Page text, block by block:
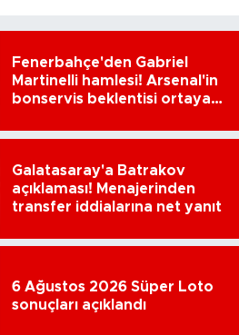
Fenerbahçe'den Gabriel
Martinelli hamlesi! Arsenal'in
bonservis beklentisi ortaya
Galatasaray'a Batrakov
açıklaması! Menajerinden
transfer iddialarına net yanıt
6 Ağustos 2026 Süper Loto
sonuçları açıklandı